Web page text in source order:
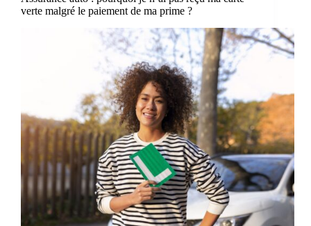
verte malgré le paiement de ma prime ?